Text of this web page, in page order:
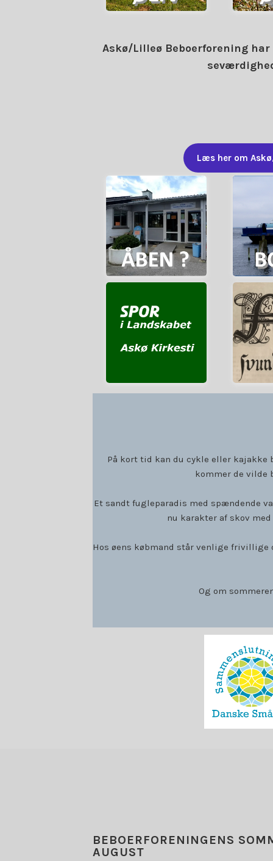
Ø-LIV
Askø/Lilleø Beboerforening
Læs her om
Åbningstider
Information om
købmandens
åbningstider
Fortsæt....
Her
Kirkesti
På kort tid kan du cykle eller kajakke
kommer de vilde
Et sandt fugleparadis med spændende
nu karakter af skov
Hos øens købmand står venlige frivillige
Og om
BEBOERFORENINGENS
AUGUST